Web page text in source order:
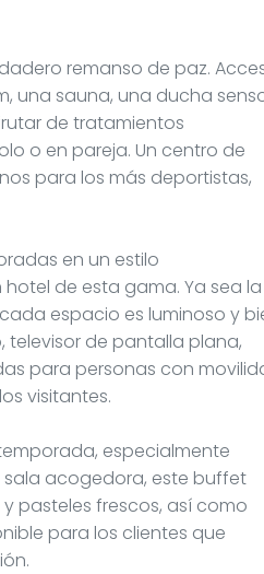
remanso de paz.
una sauna, una ducha
de tratamientos
o en pareja. Un centro de
para los más deportistas,
en un estilo
de esta gama. Ya sea la
espacio es luminoso y
de pantalla plana,
para personas con
visitantes.
especialmente
acogedora, este buffet
pasteles frescos, así como
para los clientes que